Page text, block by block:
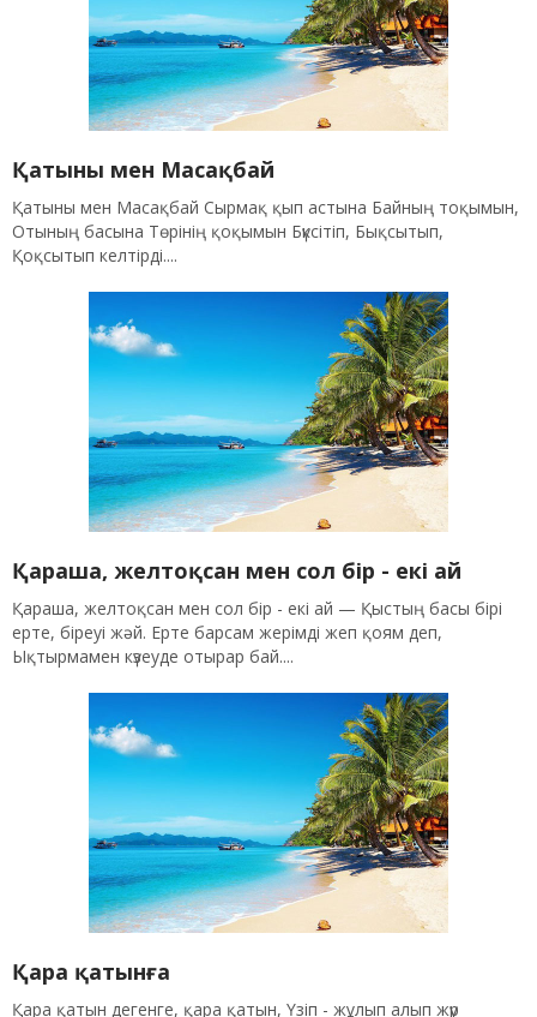
Қатыны мен Масақбай
Қатыны мен Масақбай Сырмақ қып астына Байның тоқымын,
Отының басына Төрінің қоқымын Бүксітіп, Бықсытып,
Қоқсытып келтірді....
Қараша, желтоқсан мен сол бір - екі ай
Қараша, желтоқсан мен сол бір - екі ай — Қыстың басы бірі
ерте, біреуі жәй. Ерте барсам жерімді жеп қоям деп,
Ықтырмамен күзеуде отырар бай....
Қара қатынға
Қара қатын дегенге, қара қатын, Үзіп - жұлып алып жүр